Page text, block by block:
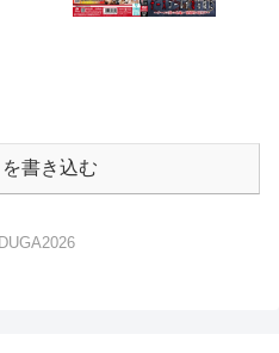
書き込む
DUGA2026